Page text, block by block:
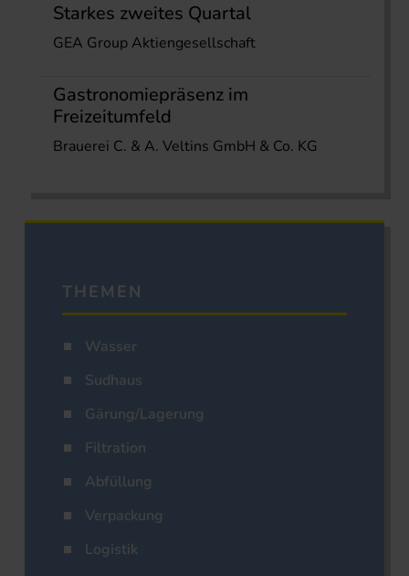
Starkes zweites Quartal
GEA Group Aktiengesellschaft
Gastronomiepräsenz im
Freizeitumfeld
Brauerei C. & A. Veltins GmbH & Co. KG
THEMEN
Wasser
Sudhaus
Gärung/Lagerung
Filtration
Abfüllung
Verpackung
Logistik